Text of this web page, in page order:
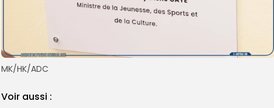
MK/HK/ADC
Voir aussi :